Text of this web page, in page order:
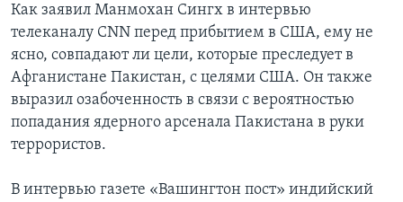
Языки
Как заявил Манмохан Сингх в интервью
телеканалу CNN перед прибытием в США, ему не
ясно, совпадают ли цели, которые преследует в
Афганистане Пакистан, с целями США. Он также
выразил озабоченность в связи с вероятностью
попадания ядерного арсенала Пакистана в руки
террористов.
В интервью газете «Вашингтон пост» индийский